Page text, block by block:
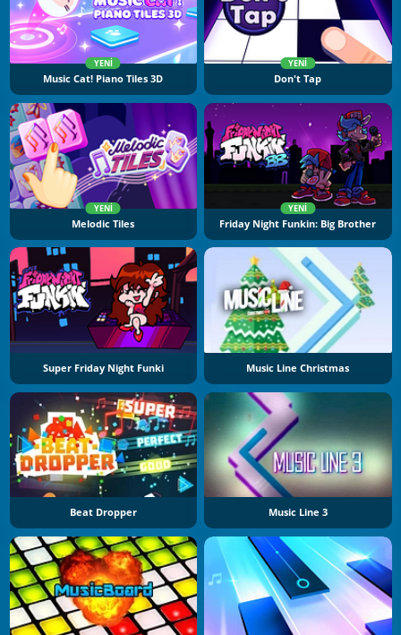
YENI
Music Cat! Piano Tiles 3D
YENI
Don't Tap
YENI
Melodic Tiles
YENI
Friday Night Funkin: Big Brother
Super Friday Night Funki Music Line Christmas
Beat Dropper Music Line 3